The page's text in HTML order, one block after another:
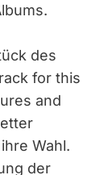
des
for this
and
Wahl.
der